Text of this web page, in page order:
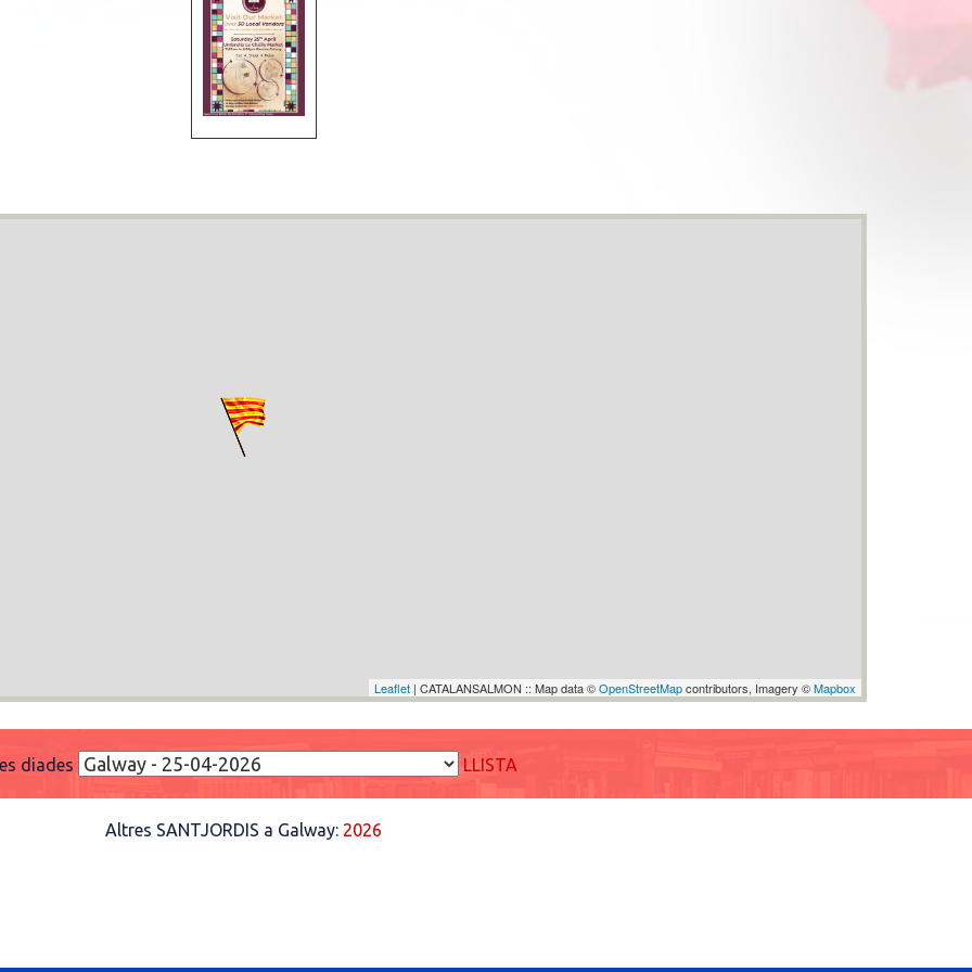
Leaflet | CATALANSALMON :: Map data ©OpenStreetMapcontributors, Imagery ©Mapbox
diades LLISTA
Altres SANTJORDIS a Galway: 2026